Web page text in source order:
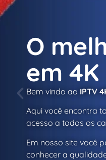
O
em
Bem vindo ao IPTV
Aqui você encontra
acesso a todos os
Em nosso site você
conhecer a